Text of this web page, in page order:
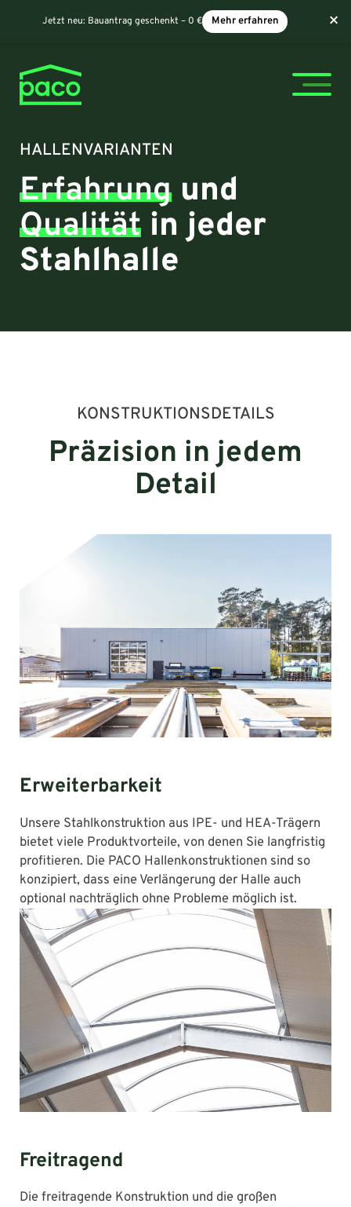
HALLENVARIANTEN
Erfahrung und
Qualität in jeder
Stahlhalle
KONSTRUKTIONSDETAILS
Präzision in jedem
Detail
Erweiterbarkeit
Unsere Stahlkonstruktion aus IPE- und HEA-Trägern
bietet viele Produktvorteile, von denen Sie langfristig
profitieren. Die PACO Hallenkonstruktionen sind so
konzipiert, dass eine Verlängerung der Halle auch
optional nachträglich ohne Probleme möglich ist.
Freitragend
Die freitragende Konstruktion und die großen
Jetzt neu: Bauantrag geschenkt – 0 € Mehr erfahren ×